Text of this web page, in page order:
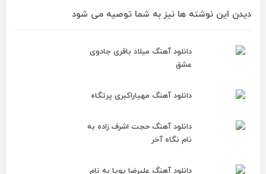
دیدن این نوشته ها نیز به شما توصیه می شود
دانلود آهنگ میلاد باقری جادوی
عشق
دانلود آهنگ مهیاراکبری پرتگاه
دانلود آهنگ حجت اشرف زاده به
نام نگاه آخر
دانلود آهنگ علیرضا پویا به نام